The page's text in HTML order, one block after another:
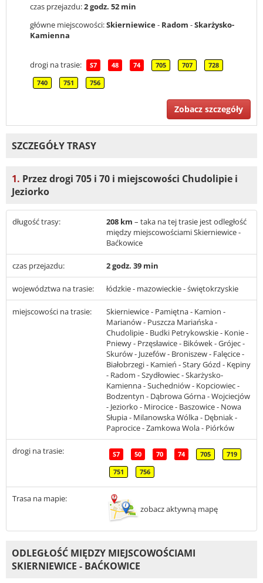
czas przejazdu:2 godz. 52 min
główne miejscowości:Skierniewice- Radom -Skarżysko-
Kamienna
drogi na trasie: S7 48 74 705 707 728
740 751 756
Zobacz szczegóły
SZCZEGÓŁY TRASY
1. Przez drogi 705 i 70 i miejscowości Chudolipie i
Jeziorko
długość trasy: 208 km – taka na tej trasie jest odległość
między miejscowościami Skierniewice -
Baćkowice
czas przejazdu: 2 godz. 39 min
województwa na trasie: łódzkie - mazowieckie - świętokrzyskie
miejscowości na trasie:
Skierniewice - Pamiętna - Kamion -
Marianów - Puszcza Mariańska -
Chudolipie - Budki Petrykowskie - Konie -
Pniewy - Przęsławice - Bikówek - Grójec -
Skurów - Juzefów - Broniszew - Falęcice -
Białobrzegi - Kamień - Stary Gózd - Kępiny
- Radom - Szydłowiec - Skarżysko-
Kamienna - Suchedniów - Kopciowiec -
Bodzentyn - Dąbrowa Górna - Wojciecjów
- Jeziorko - Mirocice - Baszowice - Nowa
Słupia - Milanowska Wólka - Dębniak -
Paprocice - Zamkowa Wola - Piórków
drogi na trasie: S7 50 70 74 705 719
751 756
Trasa na mapie:
zobacz aktywną mapę
ODLEGŁOŚĆ MIĘDZY MIEJSCOWOŚCIAMI
SKIERNIEWICE - BAĆKOWICE